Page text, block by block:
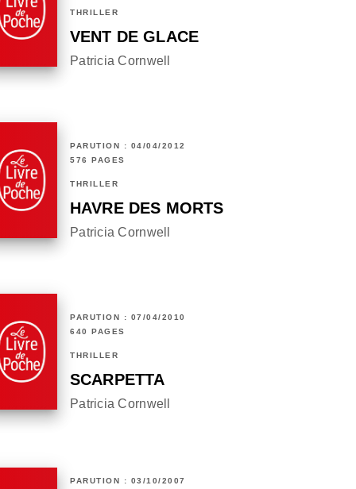
THRILLER
VENT DE GLACE
Patricia Cornwell
PARUTION : 04/04/2012
576 PAGES
THRILLER
HAVRE DES MORTS
Patricia Cornwell
PARUTION : 07/04/2010
640 PAGES
THRILLER
SCARPETTA
Patricia Cornwell
PARUTION : 03/10/2007